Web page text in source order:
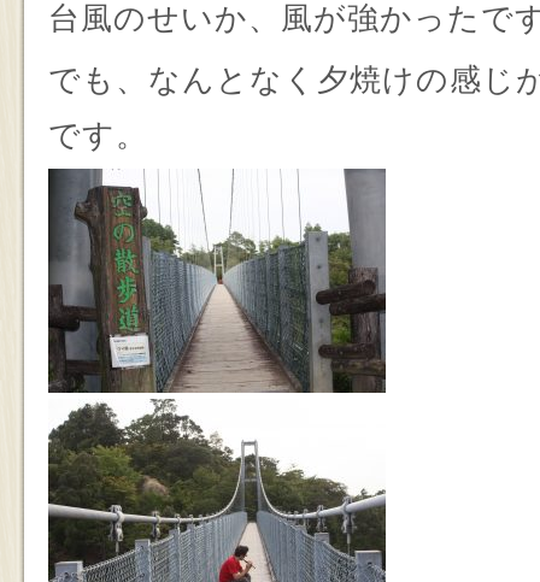
台風のせいか、風が強かったで
でも、なんとなく夕焼けの感じ
です。